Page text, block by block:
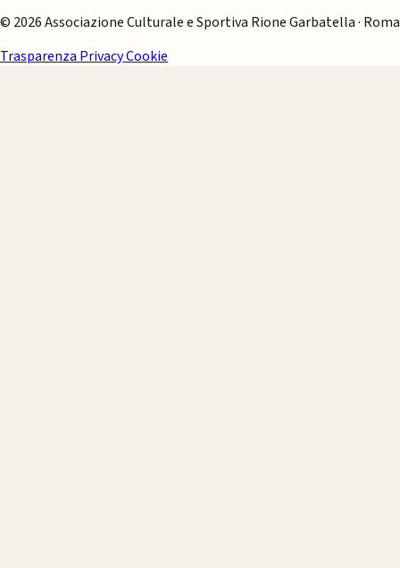
© 2026 Associazione Culturale e Sportiva Rione Garbatella · Roma
Trasparenza PrivacyCookie